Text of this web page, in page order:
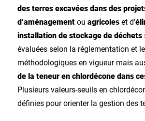
des terres excavées dans des
d’aménagement ou agricoles et d’
installation de stockage de déchets
évaluées selon la réglementation et
méthodologiques en vigueur mais
de la teneur en chlordécone dans
Plusieurs valeurs-seuils en
définies pour orienter la gestion des